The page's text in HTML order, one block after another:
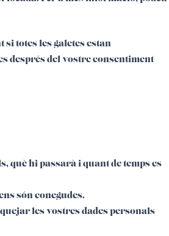
totes les galetes estan
després del vostre consentiment
què hi passarà i quant de temps es
són conegudes.
les vostres dades personals